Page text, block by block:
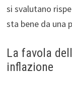
si svalutano
sta bene da una
La favola
inflazione